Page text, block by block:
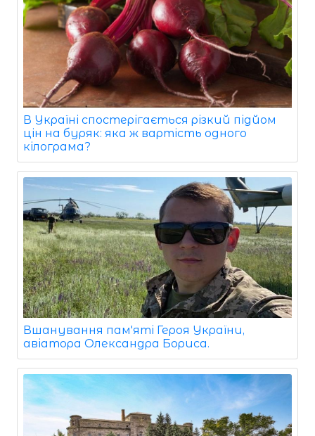
В Україні спостерігається різкий підйом
цін на буряк: яка ж вартість одного
кілограма?
Вшанування пам'яті Героя України,
авіатора Олександра Бориса.